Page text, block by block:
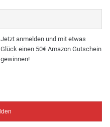
Jetzt anmelden und mit etwas
Glück einen 50€ Amazon Gutschein
gewinnen!